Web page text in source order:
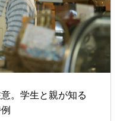
。学生と親が知る